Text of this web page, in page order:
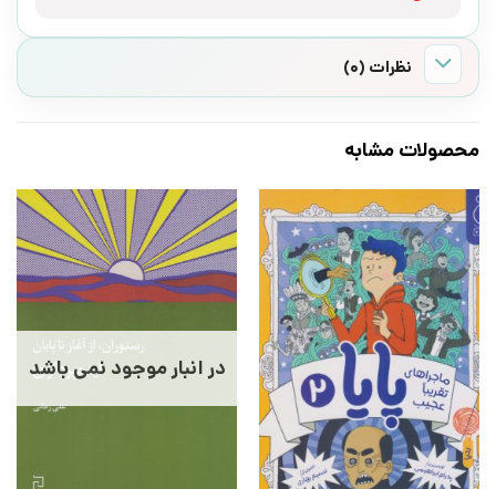
نظرات (0)
محصولات مشابه
در انبار موجود نمی باشد